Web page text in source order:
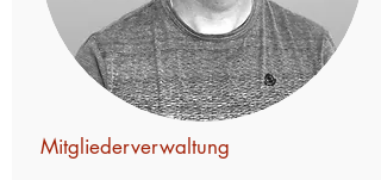
Mitgliederverwaltung